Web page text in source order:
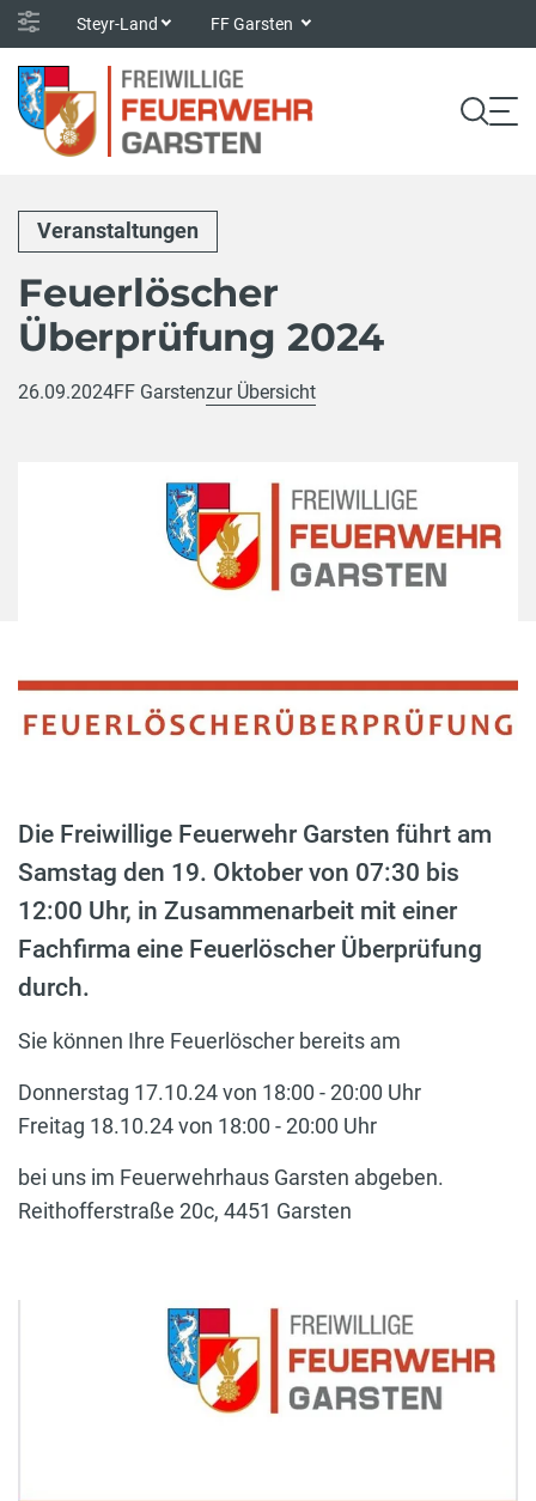
Steyr-Land FF Garsten
Veranstaltungen
Feuerlöscher
Überprüfung 2024
26.09.2024FF Garstenzur Übersicht
Die Freiwillige Feuerwehr Garsten führt am
Samstag den 19. Oktober von 07:30 bis
12:00 Uhr, in Zusammenarbeit mit einer
Fachfirma eine Feuerlöscher Überprüfung
durch.
Sie können Ihre Feuerlöscher bereits am
Donnerstag 17.10.24 von 18:00 - 20:00 Uhr
Freitag 18.10.24 von 18:00 - 20:00 Uhr
bei uns im Feuerwehrhaus Garsten abgeben.
Reithofferstraße 20c, 4451 Garsten